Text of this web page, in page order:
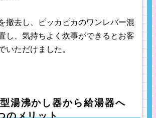
撤去し、ピッカピカのワンレバー混
し、気持ちよく炊事ができるとお客
いただけました。
湯沸かし器から給湯器へ
のメリット